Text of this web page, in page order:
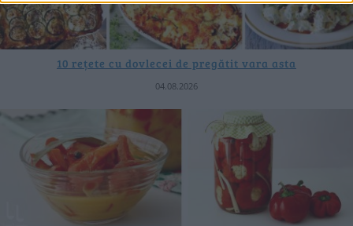
10 rețete cu dovlecei de pregătit vara asta
04.08.2026